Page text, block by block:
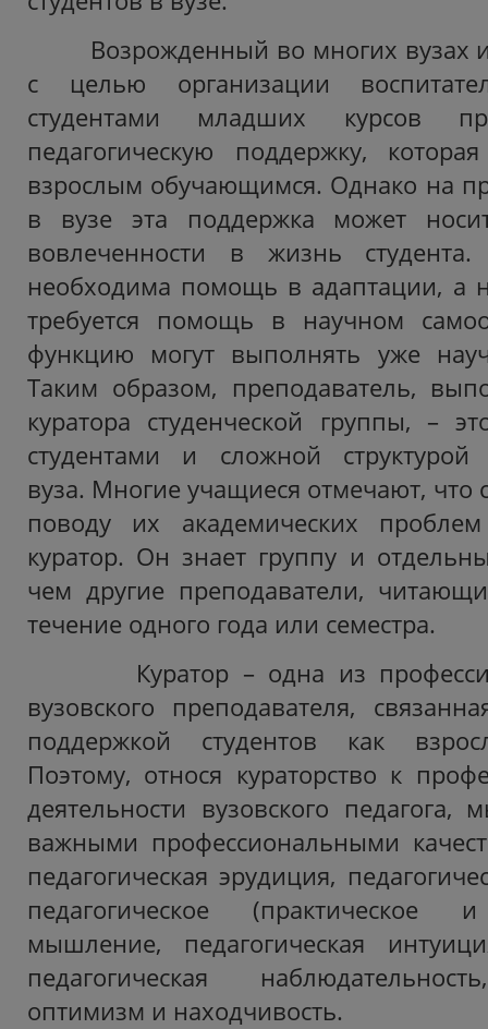
Возрожденный во многих вузах
с целью организации
студентами младших курсов
педагогическую поддержку,
взрослым обучающимся. Однако на
в вузе эта поддержка может
вовлеченности в жизнь
необходима помощь в адаптации, а
требуется помощь в научном
функцию могут выполнять уже
Таким образом, преподаватель,
куратора студенческой группы, –
студентами и сложной структурой
вуза. Многие учащиеся отмечают,
поводу их академических
куратор. Он знает группу и
чем другие преподаватели,
течение одного года или семестра.
Куратор – одна из
вузовского преподавателя,
поддержкой студентов как
Поэтому, относя кураторство к
деятельности вузовского педагога,
важными профессиональными
педагогическая эрудиция,
педагогическое (практическое и
мышление, педагогическая
педагогическая
оптимизм и находчивость.